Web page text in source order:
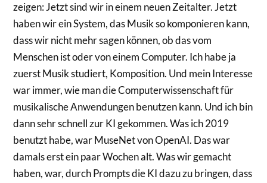
zeigen: Jetzt sind wir in einem neuen Zeitalter. Jetzt
haben wir ein System, das Musik so komponieren kann,
dass wir nicht mehr sagen können, ob das vom
Menschen ist oder von einem Computer. Ich habe ja
zuerst Musik studiert, Komposition. Und mein Interesse
war immer, wie man die Computerwissenschaft für
musikalische Anwendungen benutzen kann. Und ich bin
dann sehr schnell zur KI gekommen. Was ich 2019
benutzt habe, war MuseNet von OpenAI. Das war
damals erst ein paar Wochen alt. Was wir gemacht
haben, war, durch Prompts die KI dazu zu bringen, dass